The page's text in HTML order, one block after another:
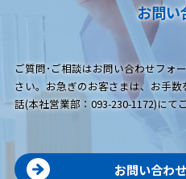
お問い
ご質問･ご相談はお問い合わせフォ
さい。お急ぎのお客さまは、お手
話(本社営業部：093-230-1172)にて
お問い合わ